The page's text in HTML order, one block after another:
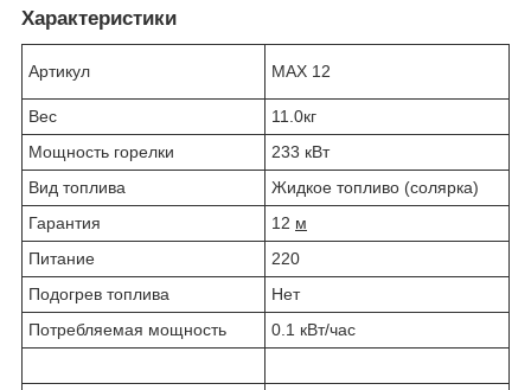
Характеристики
Артикул MAХ 12
Вес
11.0кг
Мощность горелки
233 кВт
Вид топлива
Жидкое топливо (солярка)
Гарантия
12 м
Питание
220
Подогрев топлива
Нет
Потребляемая мощность
0.1 кВт/час